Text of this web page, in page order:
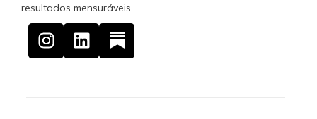
resultados mensuráveis.